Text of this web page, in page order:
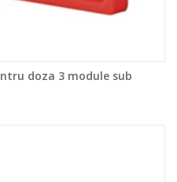
doza 3 module sub